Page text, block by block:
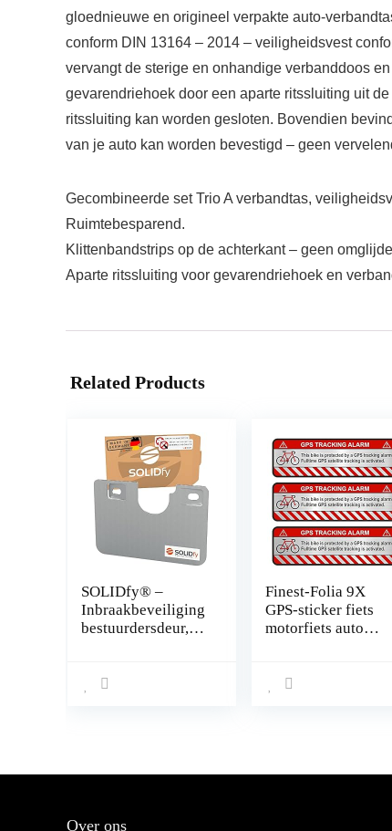
gloednieuwe en origineel verpakte auto-
conform DIN 13164 – 2014 – veiligheidsvest
vervangt de sterige en onhandige verbanddoos
gevarendriehoek door een aparte ritssluiting uit
ritssluiting kan worden gesloten. Bovendien
van je auto kan worden bevestigd – geen
Gecombineerde set Trio A verbandtas,
Ruimtebesparend.
Klittenbandstrips op de achterkant – geen
Aparte ritssluiting voor gevarendriehoek en
Related Products
SOLIDfy® –
Inbraakbeveiliging
bestuurdersdeur,
roestvrij staal voor
Finest-Folia 9X
GPS-sticker fiets
motorfiets auto
diefstal sticker
Over ons